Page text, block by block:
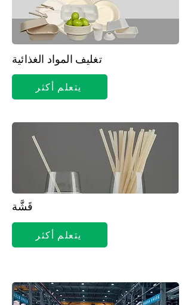
تغليف المواد الغذائية
يتعلم أكثر
قَشَّة
يتعلم أكثر
الطعام، متوفرة من الورق والمواد
الصديقة للبيئة.